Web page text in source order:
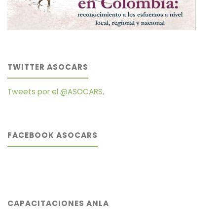
TWITTER ASOCARS
Tweets por el @ASOCARS.
FACEBOOK ASOCARS
CAPACITACIONES ANLA